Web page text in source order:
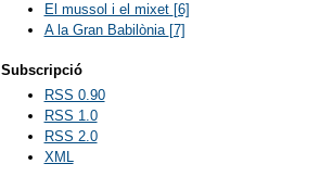
El mussol i el mixet [6]
A la Gran Babilònia [7]
Subscripció
RSS 0.90
RSS 1.0
RSS 2.0
XML